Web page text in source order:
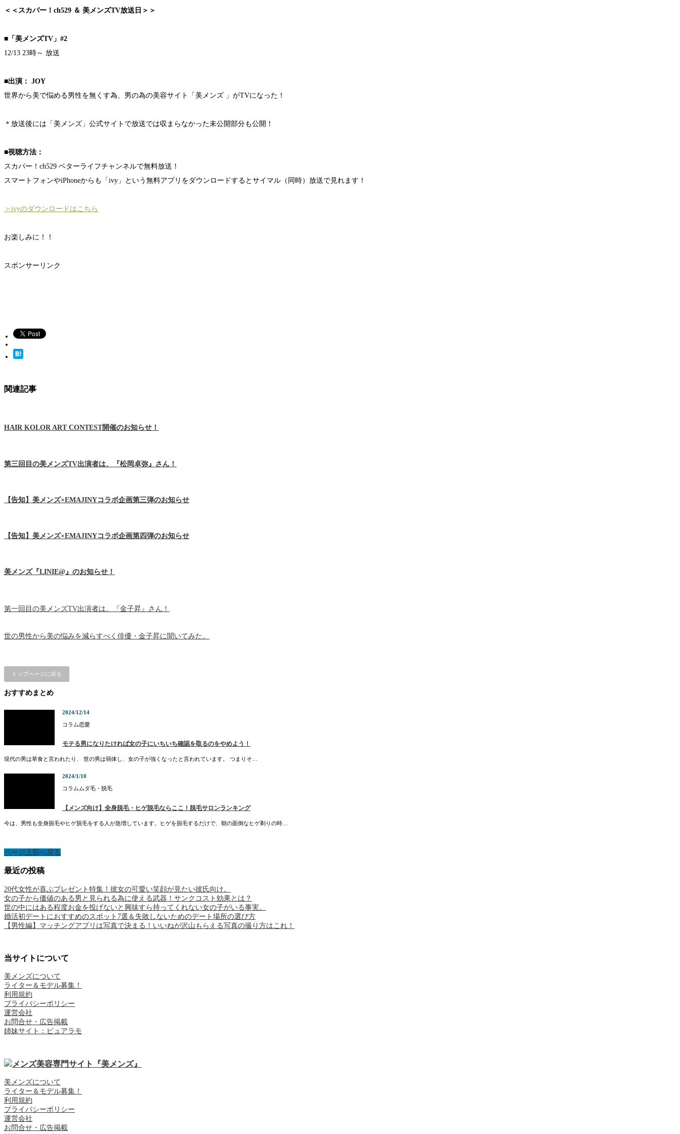
＜＜スカパー！ch529 ＆ 美メンズTV放送日＞＞
■「美メンズTV」#2
12/13 23時～ 放送
■出演： JOY
世界から美で悩める男性を無くす為、男の為の美容サイト「美メンズ 」がTVになった！
＊放送後には「美メンズ」公式サイトで放送では収まらなかった未公開部分も公開！
■視聴方法：
スカパー！ch529 ベターライフチャンネルで無料放送！
スマートフォンやiPhoneからも「ivy」という無料アプリをダウンロードするとサイマル（同時）放送で見れます！
＞ivyのダウンロードはこちら
お楽しみに！！
スポンサーリンク
関連記事
HAIR KOLOR ART CONTEST開催のお知らせ！
第三回目の美メンズTV出演者は、『松岡卓弥』さん！
【告知】美メンズ×EMAJINYコラボ企画第三弾のお知らせ
【告知】美メンズ×EMAJINYコラボ企画第四弾のお知らせ
美メンズ『LINIE@』のお知らせ！
第一回目の美メンズTV出演者は、『金子昇』さん！
世の男性から美の悩みを減らすべく俳優・金子昇に聞いてみた。
トップページに戻る
おすすめまとめ
2024/12/14
コラム恋愛
モテる男になりたければ女の子にいちいち確認を取るのをやめよう！
現代の男は草食と言われたり、 世の男は弱体し、女の子が強くなったと言われています。 つまりそ…
2024/1/10
コラム ムダ毛・脱毛
【メンズ向け】全身脱毛・ヒゲ脱毛ならここ！脱毛サロンランキング
今は、男性も全身脱毛やヒゲ脱毛をする人が急増しています。ヒゲを脱毛するだけで、朝の面倒なヒゲ剃りの時…
ページ上部へ戻る
最近の投稿
20代女性が喜ぶプレゼント特集！彼女の可愛い笑顔が見たい彼氏向け。
女の子から価値のある男と見られる為に使える武器！サンクコスト効果とは？
世の中にはある程度お金を投げないと興味すら持ってくれない女の子がいる事実。
婚活初デートにおすすめのスポット7選＆失敗しないためのデート場所の選び方
【男性編】マッチングアプリは写真で決まる！いいねが沢山もらえる写真の撮り方はこれ！
当サイトについて
美メンズについて
ライター＆モデル募集！
利用規約
プライバシーポリシー
運営会社
お問合せ・広告掲載
姉妹サイト：ピュアラモ
美メンズについて
ライター＆モデル募集！
利用規約
プライバシーポリシー
運営会社
お問合せ・広告掲載